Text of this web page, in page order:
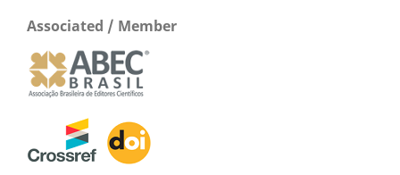
Associated / Member